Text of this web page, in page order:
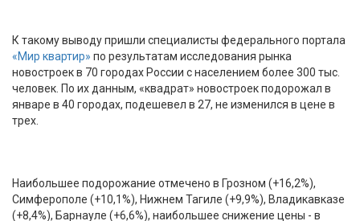
К такому выводу пришли специалисты федерального портала
«Мир квартир» по результатам исследования рынка
новостроек в 70 городах России с населением более 300 тыс.
человек. По их данным, «квадрат» новостроек подорожал в
январе в 40 городах, подешевел в 27, не изменился в цене в
трех.
Наибольшее подорожание отмечено в Грозном (+16,2%),
Симферополе (+10,1%), Нижнем Тагиле (+9,9%), Владикавказе
(+8,4%), Барнауле (+6,6%), наибольшее снижение цены - в